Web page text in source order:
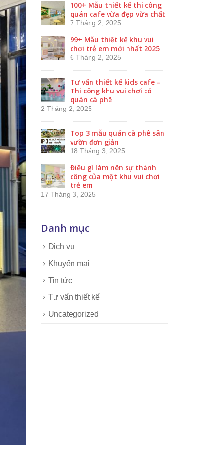
100+ Mẫu thiết kế thi công
quán cafe vừa đẹp vừa chất
7 Tháng 2, 2025
99+ Mẫu thiết kế khu vui
chơi trẻ em mới nhất 2025
6 Tháng 2, 2025
Tư vấn thiết kế kids cafe –
Thi công khu vui chơi có
quán cà phê
2 Tháng 2, 2025
Top 3 mẫu quán cà phê sân
vườn đơn giản
18 Tháng 3, 2025
Điều gì làm nên sự thành
công của một khu vui chơi
trẻ em
17 Tháng 3, 2025
Danh mục
Dịch vụ
Khuyến mại
Tin tức
Tư vấn thiết kế
Uncategorized